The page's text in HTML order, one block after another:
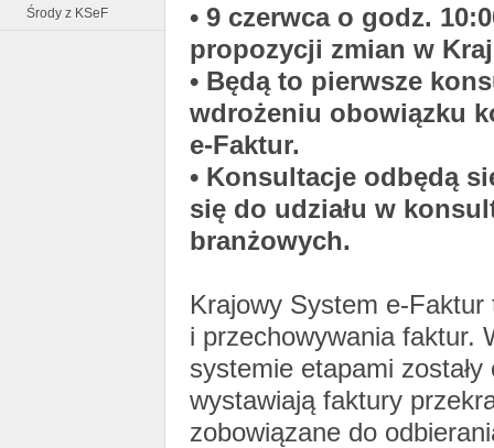
Środy z KSeF
• 9 czerwca o godz.
propozycji zmian w
• Będą to pierwsze
wdrożeniu obowiązku
e-Faktur.
• Konsultacje odbędą
się do udziału w
branżowych.
Krajowy System e-Faktur
i przechowywania faktur.
systemie etapami
wystawiają faktury
zobowiązane do